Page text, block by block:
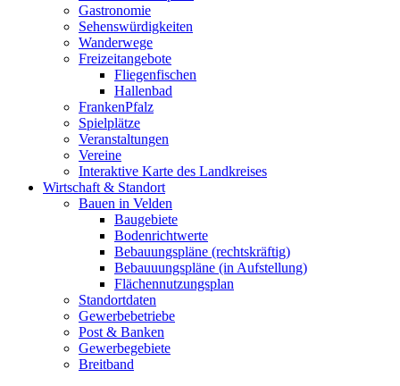
Gastronomie
Sehenswürdigkeiten
Wanderwege
Freizeitangebote
Fliegenfischen
Hallenbad
FrankenPfalz
Spielplätze
Veranstaltungen
Vereine
Interaktive Karte des Landkreises
Wirtschaft & Standort
Bauen in Velden
Baugebiete
Bodenrichtwerte
Bebauungspläne (rechtskräftig)
Bebauuungspläne (in Aufstellung)
Flächennutzungsplan
Standortdaten
Gewerbebetriebe
Post & Banken
Gewerbegebiete
Breitband